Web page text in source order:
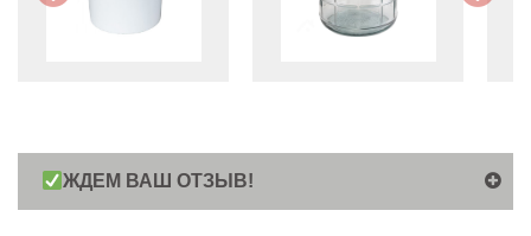
ЖДЕМ ВАШ ОТЗЫВ!